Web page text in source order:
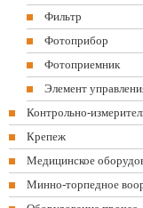
Фильтр
Фотоприбор
Фотоприемник
Элемент
Контрольно-
Крепеж
Медицинское
Минно-торпедное